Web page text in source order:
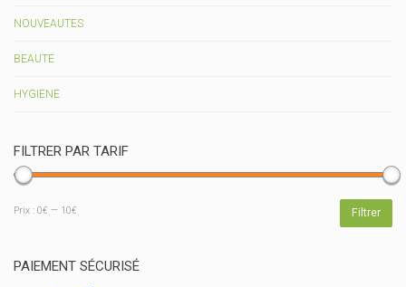
NOUVEAUTES
BEAUTE
HYGIENE
FILTRER PAR TARIF
Prix
Prix
Filtrer
Prix : 0€ — 10€
PAIEMENT SÉCURISÉ